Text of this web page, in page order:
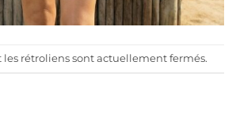
les rétroliens sont actuellement fermés.